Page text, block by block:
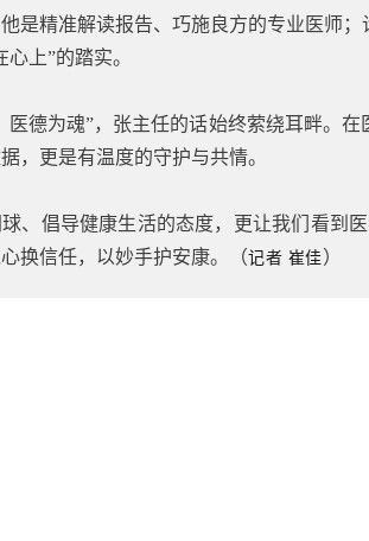
是精准解读报告、巧施良方的专业医师
心上”的踏实。
医德为魂”，张主任的话始终萦绕耳畔。
，更是有温度的守护与共情。
、倡导健康生活的态度，更让我们看到
换信任，以妙手护安康。（记者 崔佳）